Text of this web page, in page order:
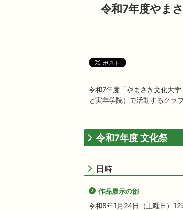
令和7年度やま
令和7年度「やまさき文化大
と実年学院）で活動するクラ
令和7年度 文化祭
日時
作品展示の部
令和8年1月24日（土曜日）